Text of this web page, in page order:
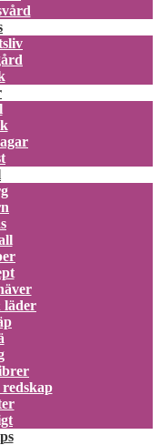
läder